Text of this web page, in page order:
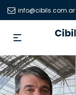
info@cibils.com.ar